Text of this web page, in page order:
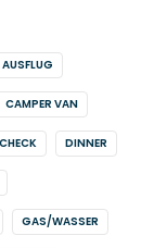
AUSFLUG
CAMPER VAN
CHECK DINNER
GAS/WASSER